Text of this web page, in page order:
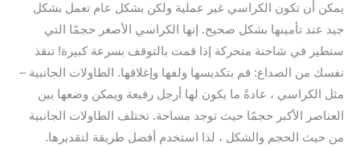
يمكن أن تكون الكراسي غير عملية ولكن بشكل عام تعمل بشكل
جيد عند تأمينها بشكل صحيح. إنها الكراسي الأصغر حجمًا التي
ستطير في شاحنة متحركة إذا قمت بالتوقف بسرعة كبيرة! تنقذ
نفسك من الصداع: قم بتكديسها ولفها وإغلاقها. الطاولات الجانبية –
مثل الكراسي ، عادةً ما يكون لها أرجل رفيعة ويمكن وضعها بين
العناصر الأكبر حجمًا حيث توجد مساحة. تختلف الطاولات الجانبية
من حيث الحجم والشكل ، لذا استخدم أفضل طريقة لتقديرها.